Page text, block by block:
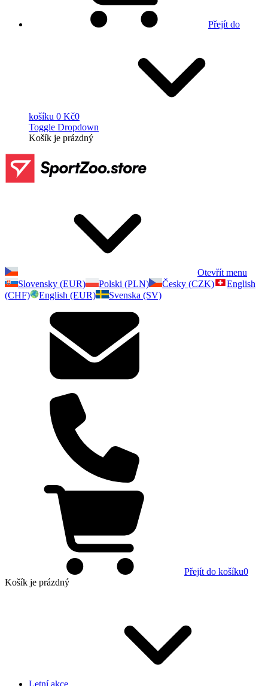
Přejít do
košíku 0 Kč0
Toggle Dropdown
Košík je prázdný
Otevřít menu
Slovensky (EUR)
Polski (PLN) Česky (CZK)
English
(CHF)
English (EUR) Svenska (SV)
Přejít do košíku0
Košík je prázdný
Letní akce